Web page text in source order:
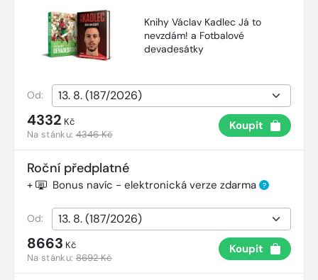
Knihy Václav Kadlec Já to
nevzdám! a Fotbalové
devadesátky
Od:
4332 Kč
Na stánku:4346 Kč
Koupit
Roční předplatné
+ Bonus navíc - elektronická verze zdarma ?
Od:
8663 Kč
Na stánku:8692 Kč
Koupit